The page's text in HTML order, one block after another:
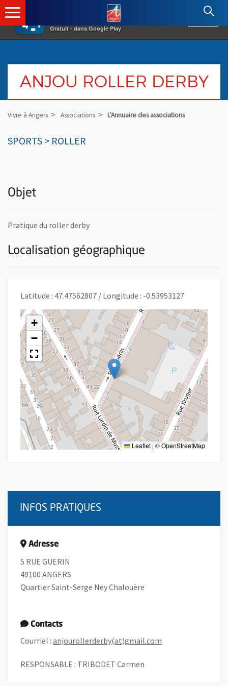
×
Gratuit - dans Google Play
Angers.fr : Retour à l'accueil
ANJOU ROLLER DERBY
Vivre à Angers Associations L'Annuaire des associations
SPORTS > ROLLER
Objet
Pratique du roller derby
Localisation géographique
Latitude : 47.47562807 / Longitude : -0.53953127
+
−
Leaflet | ©OpenStreetMap
INFOS PRATIQUES
Adresse
5 RUE GUERIN
49100 ANGERS
Quartier Saint-Serge Ney Chalouère
Contacts
Courriel : anjourollerderby(at)gmail.com
RESPONSABLE : TRIBODET Carmen